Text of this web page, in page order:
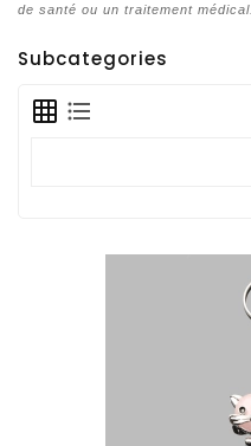
de santé ou un traitement médical.
Subcategories